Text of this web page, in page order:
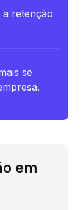
retenção
se
em